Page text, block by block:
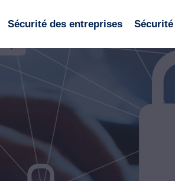
Sécurité des entreprises